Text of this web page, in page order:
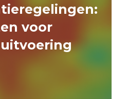
voor